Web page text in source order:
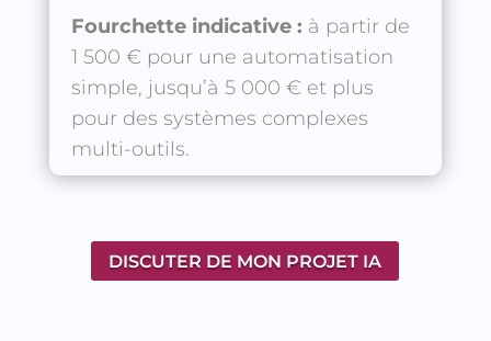
Fourchette indicative : à partir de
1 500 € pour une automatisation
simple, jusqu’à 5 000 € et plus
pour des systèmes complexes
multi-outils.
DISCUTER DE MON PROJET IA